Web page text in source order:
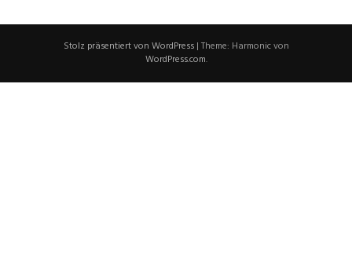
Stolz präsentiert von WordPress | Theme: Harmonic von
WordPress.com.